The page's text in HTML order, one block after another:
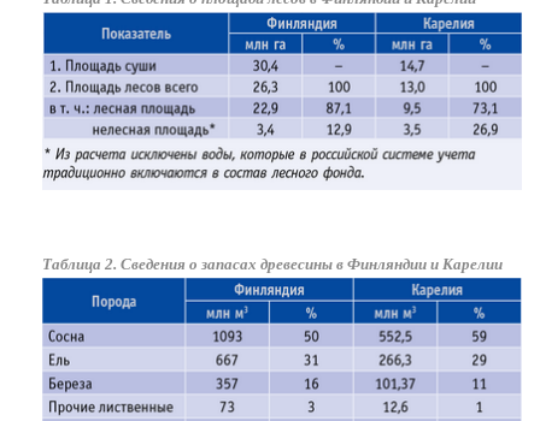
Таблица 2. Сведения о запасах древесины в Финляндии и Карелии